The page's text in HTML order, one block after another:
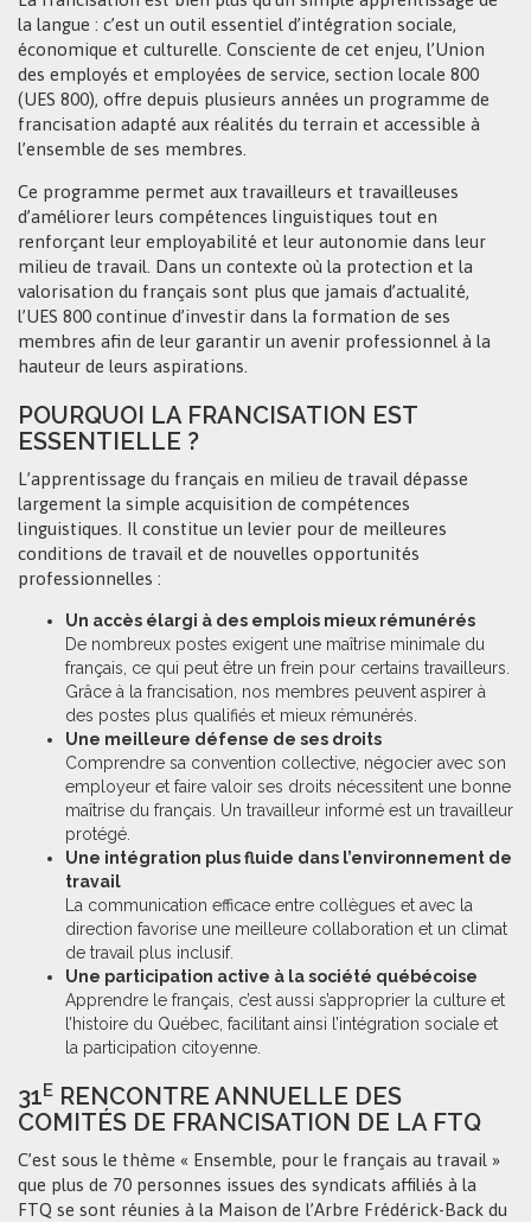
la langue : c’est un outil essentiel d’intégration sociale,
économique et culturelle. Consciente de cet enjeu, l’Union
des employés et employées de service, section locale 800
(UES 800), offre depuis plusieurs années un programme de
francisation adapté aux réalités du terrain et accessible à
l’ensemble de ses membres.
Ce programme permet aux travailleurs et travailleuses
d’améliorer leurs compétences linguistiques tout en
renforçant leur employabilité et leur autonomie dans leur
milieu de travail. Dans un contexte où la protection et la
valorisation du français sont plus que jamais d’actualité,
l’UES 800 continue d’investir dans la formation de ses
membres afin de leur garantir un avenir professionnel à la
hauteur de leurs aspirations.
POURQUOI LA FRANCISATION EST
ESSENTIELLE ?
L’apprentissage du français en milieu de travail dépasse
largement la simple acquisition de compétences
linguistiques. Il constitue un levier pour de meilleures
conditions de travail et de nouvelles opportunités
professionnelles :
Un accès élargi à des emplois mieux rémunérés
De nombreux postes exigent une maîtrise minimale du
français, ce qui peut être un frein pour certains travailleurs.
Grâce à la francisation, nos membres peuvent aspirer à
des postes plus qualifiés et mieux rémunérés.
Une meilleure défense de ses droits
Comprendre sa convention collective, négocier avec son
employeur et faire valoir ses droits nécessitent une bonne
maîtrise du français. Un travailleur informé est un travailleur
protégé.
Une intégration plus fluide dans l’environnement de
travail
La communication efficace entre collègues et avec la
direction favorise une meilleure collaboration et un climat
de travail plus inclusif.
Une participation active à la société québécoise
Apprendre le français, c’est aussi s’approprier la culture et
l’histoire du Québec, facilitant ainsi l’intégration sociale et
la participation citoyenne.
31E RENCONTRE ANNUELLE DES
COMITÉS DE FRANCISATION DE LA FTQ
C’est sous le thème « Ensemble, pour le français au travail »
que plus de 70 personnes issues des syndicats affiliés à la
FTQ se sont réunies à la Maison de l’Arbre Frédérick-Back du